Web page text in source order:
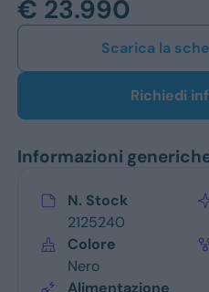
€ 23.990
Scarica la
Richiedi
Informazioni
N. Stock
2125240
Colore
Nero
Alimentazione